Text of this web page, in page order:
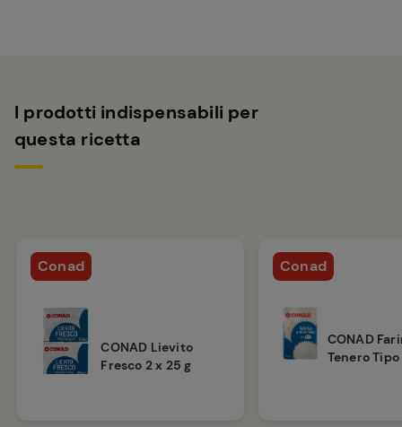
I prodotti indispensabili per
questa ricetta
Conad
CONAD Lievito
Fresco 2 x 25 g
Conad
CONAD
Tenero